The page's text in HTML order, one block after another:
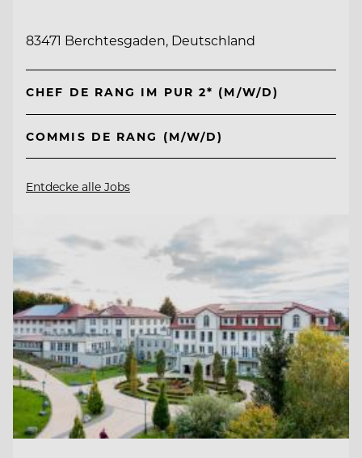
83471 Berchtesgaden, Deutschland
CHEF DE RANG IM PUR 2* (M/W/D)
COMMIS DE RANG (M/W/D)
Entdecke alle Jobs